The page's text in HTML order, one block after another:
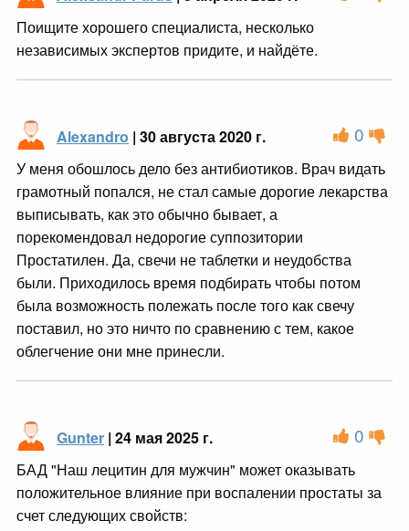
Поищите хорошего специалиста, несколько
независимых экспертов придите, и найдёте.
Alexandro | 30 августа 2020 г. 0
У меня обошлось дело без антибиотиков. Врач видать
грамотный попался, не стал самые дорогие лекарства
выписывать, как это обычно бывает, а
порекомендовал недорогие суппозитории
Простатилен. Да, свечи не таблетки и неудобства
были. Приходилось время подбирать чтобы потом
была возможность полежать после того как свечу
поставил, но это ничто по сравнению с тем, какое
облегчение они мне принесли.
Gunter | 24 мая 2025 г. 0
БАД "Наш лецитин для мужчин" может оказывать
положительное влияние при воспалении простаты за
счет следующих свойств: